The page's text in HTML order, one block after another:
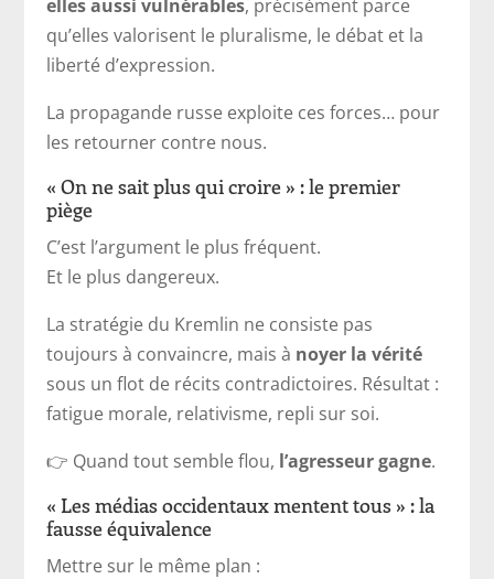
elles aussi vulnérables, précisément parce
qu’elles valorisent le pluralisme, le débat et la
liberté d’expression.
La propagande russe exploite ces forces… pour
les retourner contre nous.
« On ne sait plus qui croire » : le premier
piège
C’est l’argument le plus fréquent.
Et le plus dangereux.
La stratégie du Kremlin ne consiste pas
toujours à convaincre, mais à noyer la vérité
sous un flot de récits contradictoires. Résultat :
fatigue morale, relativisme, repli sur soi.
👉 Quand tout semble flou, l’agresseur gagne.
« Les médias occidentaux mentent tous » : la
fausse équivalence
Mettre sur le même plan :